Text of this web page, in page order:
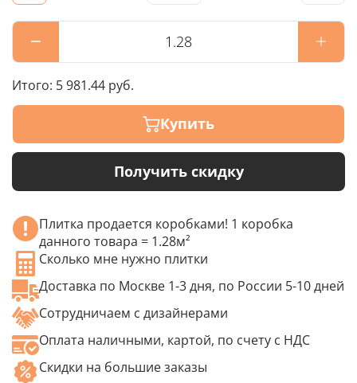
Итого: 5 981.44 руб.
Купить
Получить скидку
Плитка продается коробками! 1 коробка
данного товара = 1.28м²
Сколько мне нужно плитки
Доставка по Москве 1-3 дня, по России 5-10 дней
Сотрудничаем с дизайнерами
Оплата наличными, картой, по счету с НДС
Скидки на большие заказы